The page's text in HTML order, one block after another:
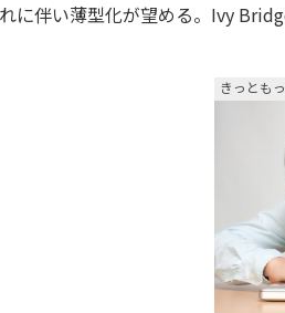
に伴い薄型化が望める。Ivy
きっとも